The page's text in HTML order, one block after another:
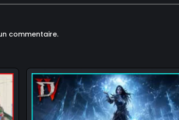
commentaire.